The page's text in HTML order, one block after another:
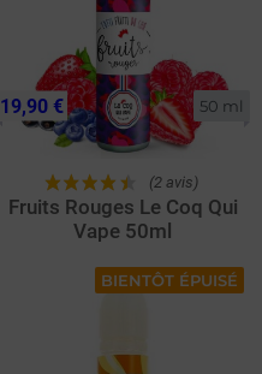
50 ml
(2 avis)
Fruits Rouges Le Coq Qui
Vape 50ml
19,90 €
BIENTÔT ÉPUISÉ